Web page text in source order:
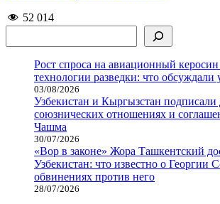
52 014
Рост спроса на авиационный
технологии разведки: что обсуждали
03/08/2026
Узбекистан и Кыргызстан подписали
союзнических отношениях и
Чашма
30/07/2026
«Вор в законе» Жора Ташкентский
Узбекистан: что известно о Георгии
обвинениях против него
28/07/2026